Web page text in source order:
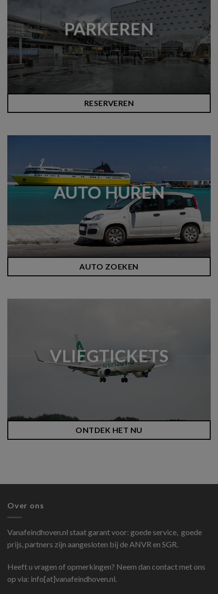
PARKEREN
RESERVEREN
AUTO HUREN
AUTO ZOEKEN
VLIEGTICKETS
ONTDEK HET NU
Over ons
Vanafeindhoven.nl staat garant voor: goede service, goede
prijs, partners zijn aangesloten bij de ANVR en SGR.
Heeft u vragen of opmerkingen? Neem dan contact met ons
op via: info[at]vanafeindhoven.nl.